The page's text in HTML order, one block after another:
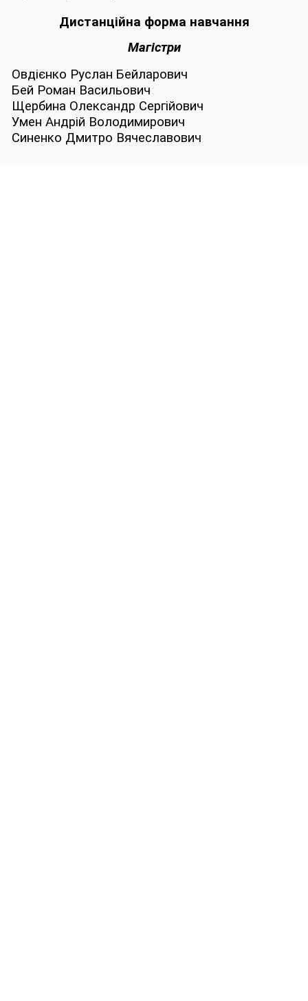
Дистанційна форма навчання
Магістри
Овдієнко Руслан Бейларович
Бей Роман Васильович
Щербина Олександр Сергійович
Умен Андрій Володимирович
Синенко Дмитро Вячеславович